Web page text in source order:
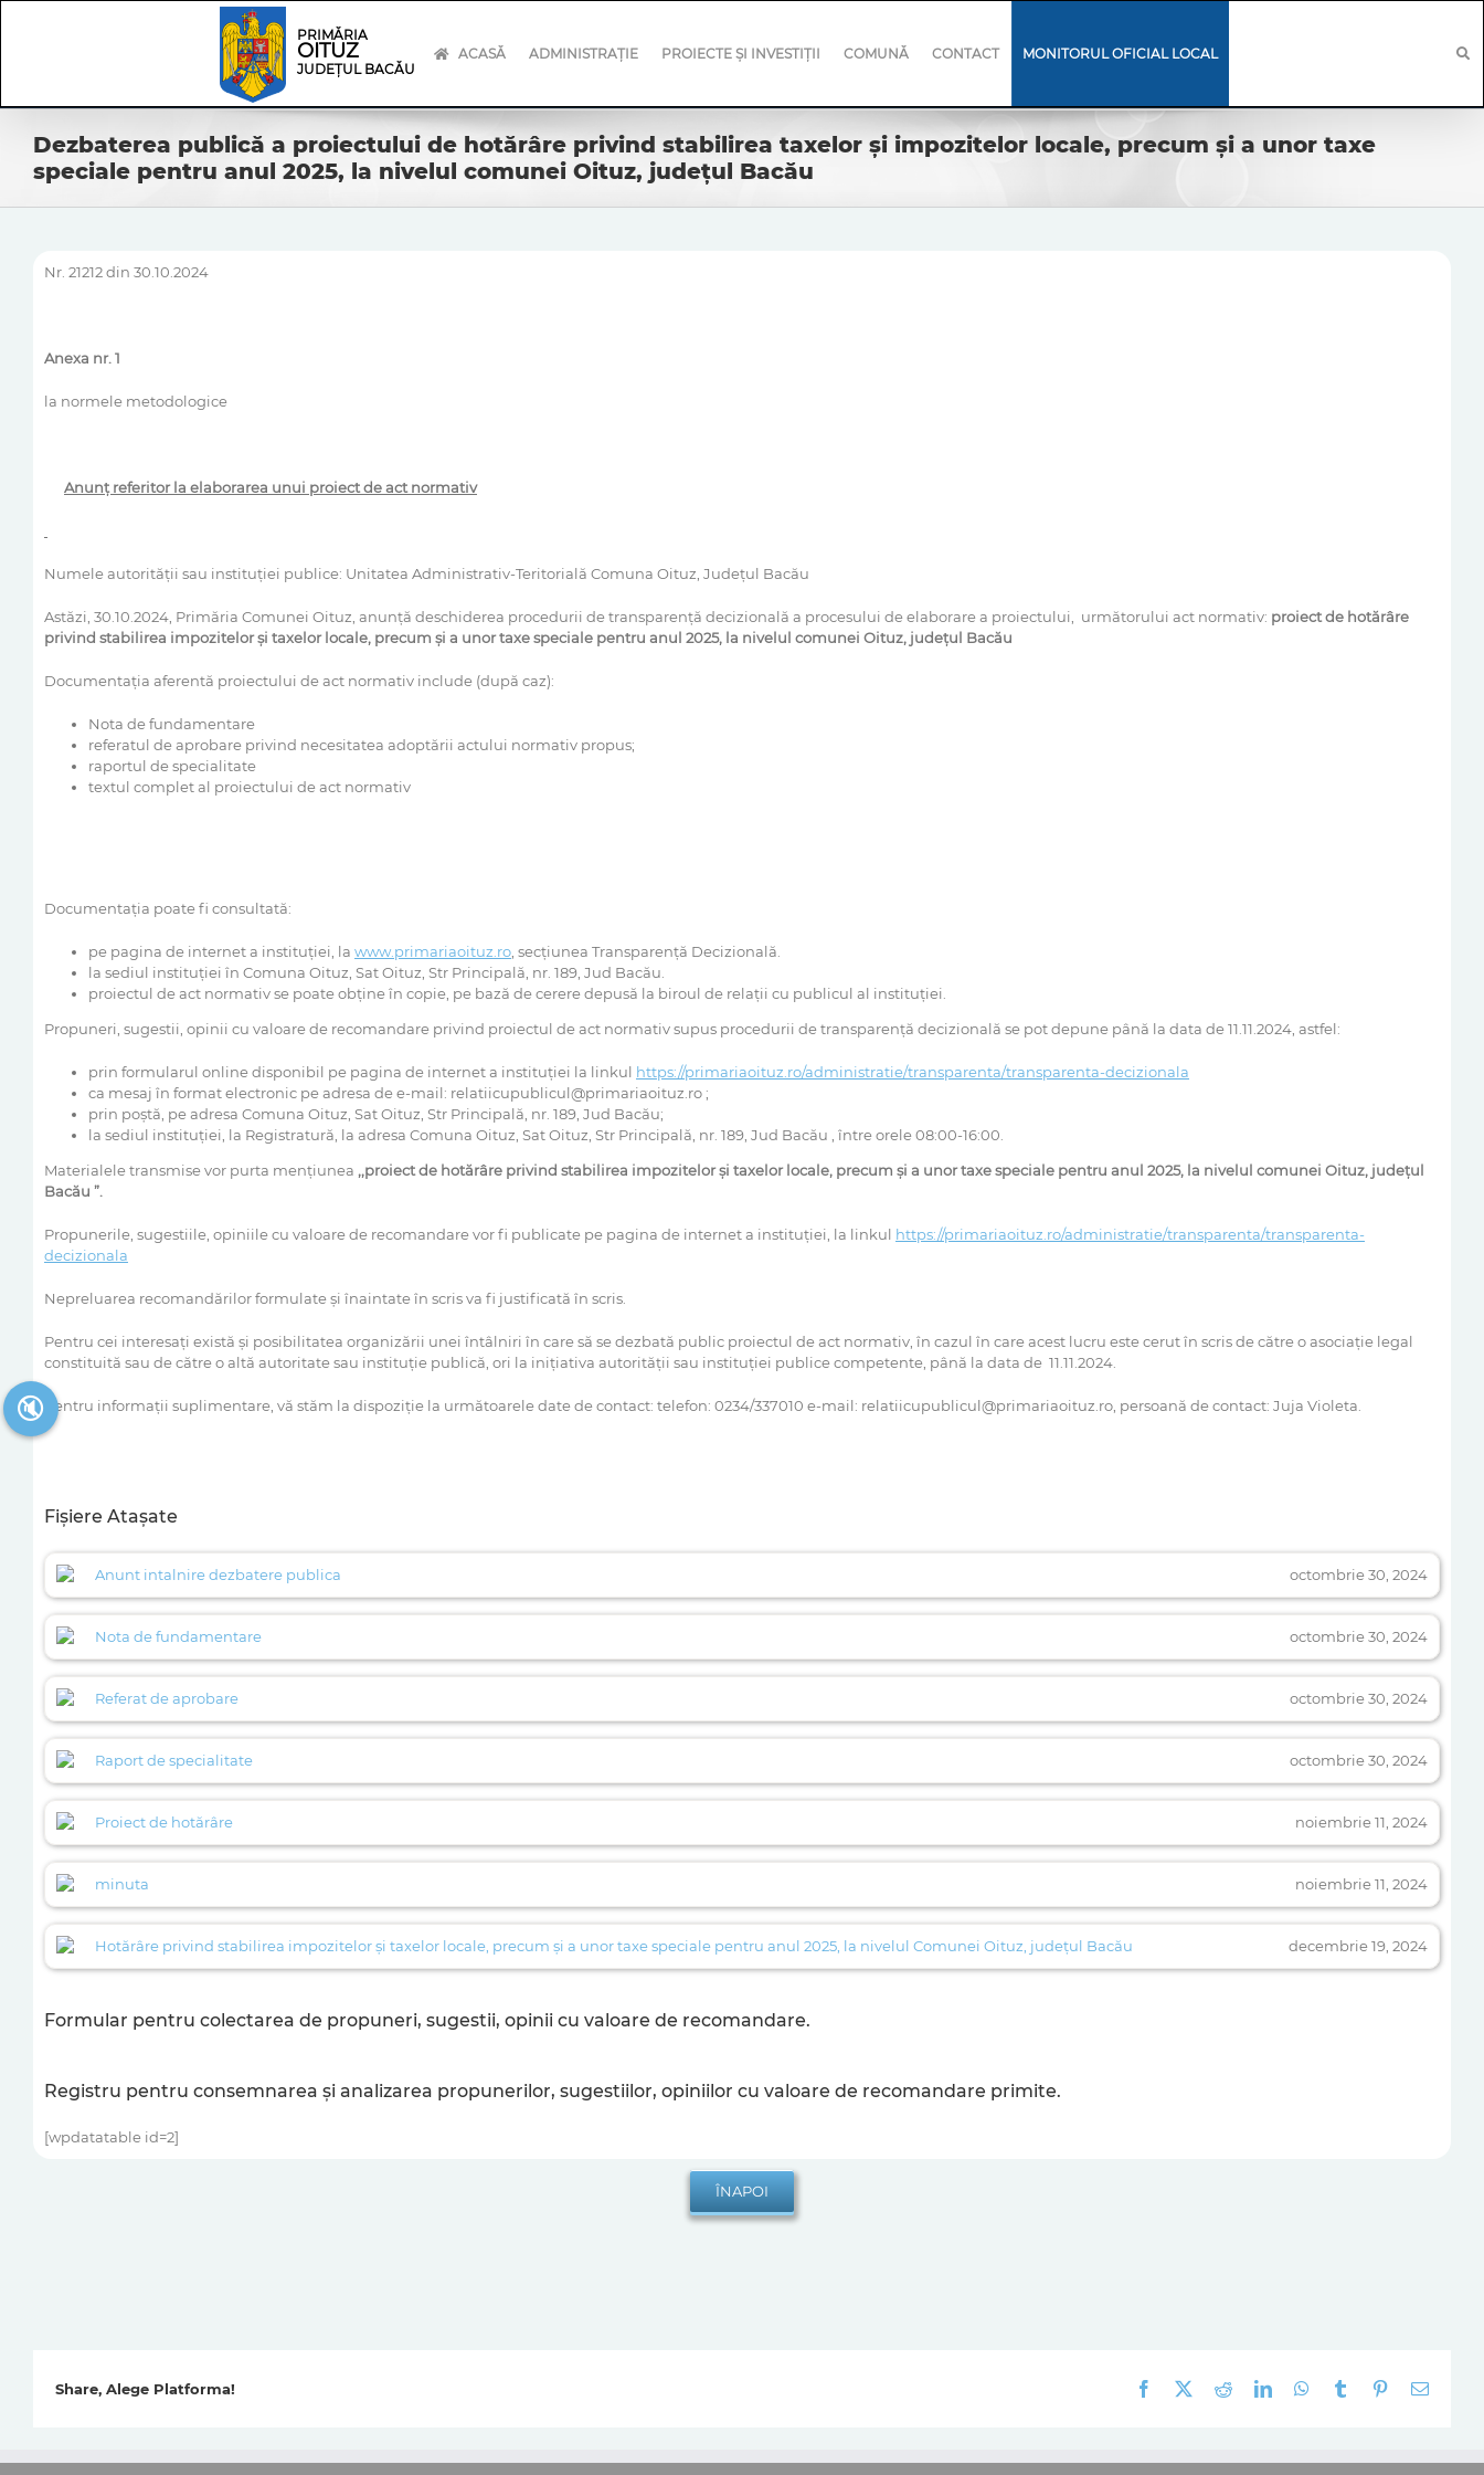
PRIMĂRIA
OITUZ
JUDEȚUL BACĂU
ACASĂ ADMINISTRAȚIE PROIECTE ȘI INVESTIȚII COMUNĂ CONTACT MONITORUL OFICIAL LOCAL
Dezbaterea publică a proiectului de hotărâre privind stabilirea taxelor și impozitelor locale, precum și a unor taxe
speciale pentru anul 2025, la nivelul comunei Oituz, județul Bacău
Nr. 21212 din 30.10.2024
Anexa nr. 1
la normele metodologice
Anunţ referitor la elaborarea unui proiect de act normativ
Numele autorităţii sau instituţiei publice: Unitatea Administrativ-Teritorială Comuna Oituz, Județul Bacău
Astăzi, 30.10.2024, Primăria Comunei Oituz, anunţă deschiderea procedurii de transparenţă decizională a procesului de elaborare a proiectului, următorului act normativ: proiect de hotărâre
privind stabilirea impozitelor și taxelor locale, precum și a unor taxe speciale pentru anul 2025, la nivelul comunei Oituz, județul Bacău
Documentaţia aferentă proiectului de act normativ include (după caz):
Nota de fundamentare
referatul de aprobare privind necesitatea adoptării actului normativ propus;
raportul de specialitate
textul complet al proiectului de act normativ
Documentaţia poate fi consultată:
pe pagina de internet a instituţiei, la www.primariaoituz.ro , secțiunea Transparență Decizională.
la sediul instituţiei în Comuna Oituz, Sat Oituz, Str Principală, nr. 189, Jud Bacău.
proiectul de act normativ se poate obţine în copie, pe bază de cerere depusă la biroul de relaţii cu publicul al instituţiei.
Propuneri, sugestii, opinii cu valoare de recomandare privind proiectul de act normativ supus procedurii de transparenţă decizională se pot depune până la data de 11.11.2024, astfel:
prin formularul online disponibil pe pagina de internet a instituţiei la linkul https://primariaoituz.ro/administratie/transparenta/transparenta-decizionala
ca mesaj în format electronic pe adresa de e-mail: relatiicupublicul@primariaoituz.ro ;
prin poştă, pe adresa Comuna Oituz, Sat Oituz, Str Principală, nr. 189, Jud Bacău;
la sediul instituţiei, la Registratură, la adresa Comuna Oituz, Sat Oituz, Str Principală, nr. 189, Jud Bacău , între orele 08:00-16:00.
Materialele transmise vor purta menţiunea ,,proiect de hotărâre privind stabilirea impozitelor și taxelor locale, precum și a unor taxe speciale pentru anul 2025, la nivelul comunei Oituz, județul
Bacău ”.
Propunerile, sugestiile, opiniile cu valoare de recomandare vor fi publicate pe pagina de internet a instituţiei, la linkul https://primariaoituz.ro/administratie/transparenta/transparenta-
decizionala
Nepreluarea recomandărilor formulate şi înaintate în scris va fi justificată în scris.
Pentru cei interesaţi există şi posibilitatea organizării unei întâlniri în care să se dezbată public proiectul de act normativ, în cazul în care acest lucru este cerut în scris de către o asociaţie legal
constituită sau de către o altă autoritate sau instituţie publică, ori la inițiativa autorității sau instituției publice competente, până la data de 11.11.2024.
Pentru informaţii suplimentare, vă stăm la dispoziţie la următoarele date de contact: telefon: 0234/337010 e-mail: relatiicupublicul@primariaoituz.ro, persoană de contact: Juja Violeta.
Fișiere Atașate
Anunt intalnire dezbatere publica octombrie 30, 2024
Nota de fundamentare octombrie 30, 2024
Referat de aprobare octombrie 30, 2024
Raport de specialitate octombrie 30, 2024
Proiect de hotărâre noiembrie 11, 2024
minuta noiembrie 11, 2024
Hotărâre privind stabilirea impozitelor și taxelor locale, precum și a unor taxe speciale pentru anul 2025, la nivelul Comunei Oituz, județul Bacău decembrie 19, 2024
Formular pentru colectarea de propuneri, sugestii, opinii cu valoare de recomandare.
Registru pentru consemnarea şi analizarea propunerilor, sugestiilor, opiniilor cu valoare de recomandare primite.
[wpdatatable id=2]
Share, Alege Platforma! Facebook RedditLinkedInWhatsApp
Tumblr Pinterest
E-
🔇